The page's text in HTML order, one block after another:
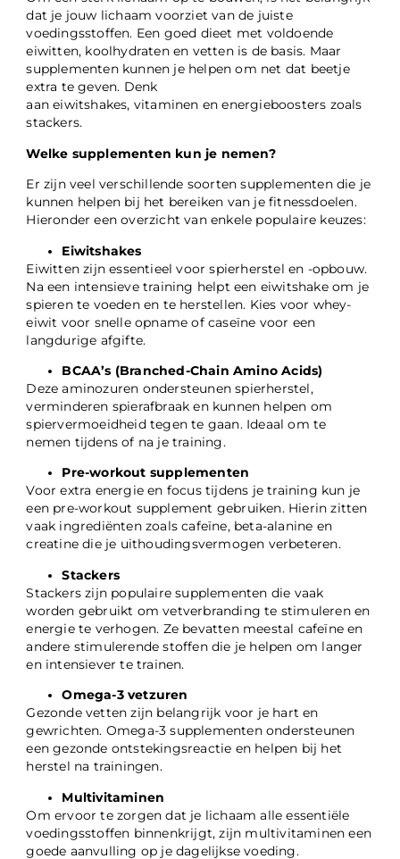
dat je jouw lichaam voorziet van de juiste
voedingsstoffen. Een goed dieet met voldoende
eiwitten, koolhydraten en vetten is de basis. Maar
supplementen kunnen je helpen om net dat beetje
extra te geven. Denk
aan eiwitshakes, vitaminen en energieboosters zoals
stackers.
Welke supplementen kun je nemen?
Er zijn veel verschillende soorten supplementen die je
kunnen helpen bij het bereiken van je fitnessdoelen.
Hieronder een overzicht van enkele populaire keuzes:
Eiwitshakes
Eiwitten zijn essentieel voor spierherstel en -opbouw.
Na een intensieve training helpt een eiwitshake om je
spieren te voeden en te herstellen. Kies voor whey-
eiwit voor snelle opname of caseïne voor een
langdurige afgifte.
BCAA’s (Branched-Chain Amino Acids)
Deze aminozuren ondersteunen spierherstel,
verminderen spierafbraak en kunnen helpen om
spiervermoeidheid tegen te gaan. Ideaal om te
nemen tijdens of na je training.
Pre-workout supplementen
Voor extra energie en focus tijdens je training kun je
een pre-workout supplement gebruiken. Hierin zitten
vaak ingrediënten zoals cafeïne, beta-alanine en
creatine die je uithoudingsvermogen verbeteren.
Stackers
Stackers zijn populaire supplementen die vaak
worden gebruikt om vetverbranding te stimuleren en
energie te verhogen. Ze bevatten meestal cafeïne en
andere stimulerende stoffen die je helpen om langer
en intensiever te trainen.
Omega-3 vetzuren
Gezonde vetten zijn belangrijk voor je hart en
gewrichten. Omega-3 supplementen ondersteunen
een gezonde ontstekingsreactie en helpen bij het
herstel na trainingen.
Multivitaminen
Om ervoor te zorgen dat je lichaam alle essentiële
voedingsstoffen binnenkrijgt, zijn multivitaminen een
goede aanvulling op je dagelijkse voeding.